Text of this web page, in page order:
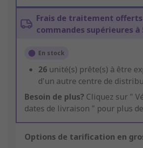
Frais de traitement offerts
commandes supérieures à
En stock
26 unité(s) prête(s) à être
d'un autre centre de
Besoin de plus? Cliquez sur "
dates de livraison " pour plus
Options de tarification en